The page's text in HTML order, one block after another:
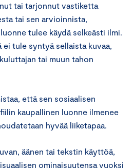
tai tarjonnut vastiketta
tai sen arvioinnista,
tulee käydä selkeästi ilmi.
tule syntyä sellaista kuvaa,
tai muun tahon
että sen sosiaalisen
kaupallinen luonne ilmenee
hyvää liiketapaa.
äänen tai tekstin käyttöä,
ominaisuutensa vuoksi